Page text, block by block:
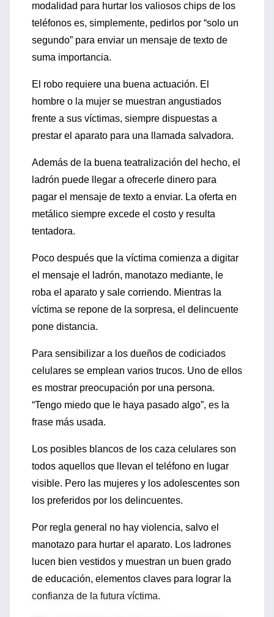
modalidad para hurtar los valiosos chips de los
teléfonos es, simplemente, pedirlos por “solo un
segundo” para enviar un mensaje de texto de
suma importancia.
El robo requiere una buena actuación. El
hombre o la mujer se muestran angustiados
frente a sus víctimas, siempre dispuestas a
prestar el aparato para una llamada salvadora.
Además de la buena teatralización del hecho, el
ladrón puede llegar a ofrecerle dinero para
pagar el mensaje de texto a enviar. La oferta en
metálico siempre excede el costo y resulta
tentadora.
Poco después que la víctima comienza a digitar
el mensaje el ladrón, manotazo mediante, le
roba el aparato y sale corriendo. Mientras la
víctima se repone de la sorpresa, el delincuente
pone distancia.
Para sensibilizar a los dueños de codiciados
celulares se emplean varios trucos. Uno de ellos
es mostrar preocupación por una persona.
“Tengo miedo que le haya pasado algo”, es la
frase más usada.
Los posibles blancos de los caza celulares son
todos aquellos que llevan el teléfono en lugar
visible. Pero las mujeres y los adolescentes son
los preferidos por los delincuentes.
Por regla general no hay violencia, salvo el
manotazo para hurtar el aparato. Los ladrones
lucen bien vestidos y muestran un buen grado
de educación, elementos claves para lograr la
confianza de la futura víctima.